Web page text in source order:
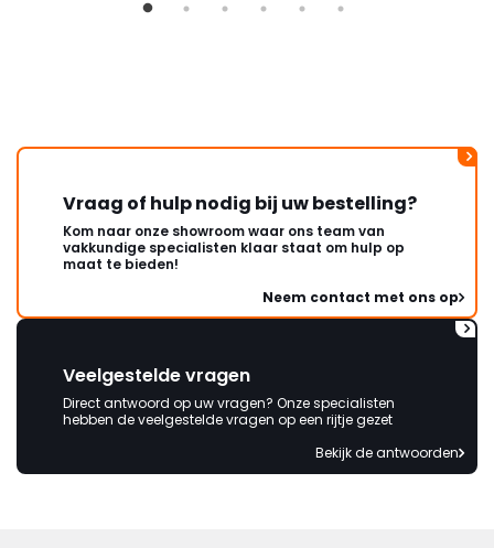
Vraag of hulp nodig bij uw bestelling?
Kom naar onze showroom waar ons team van
vakkundige specialisten klaar staat om hulp op
maat te bieden!
Neem contact met ons op
Veelgestelde vragen
Direct antwoord op uw vragen? Onze specialisten
hebben de veelgestelde vragen op een rijtje gezet
Bekijk de antwoorden